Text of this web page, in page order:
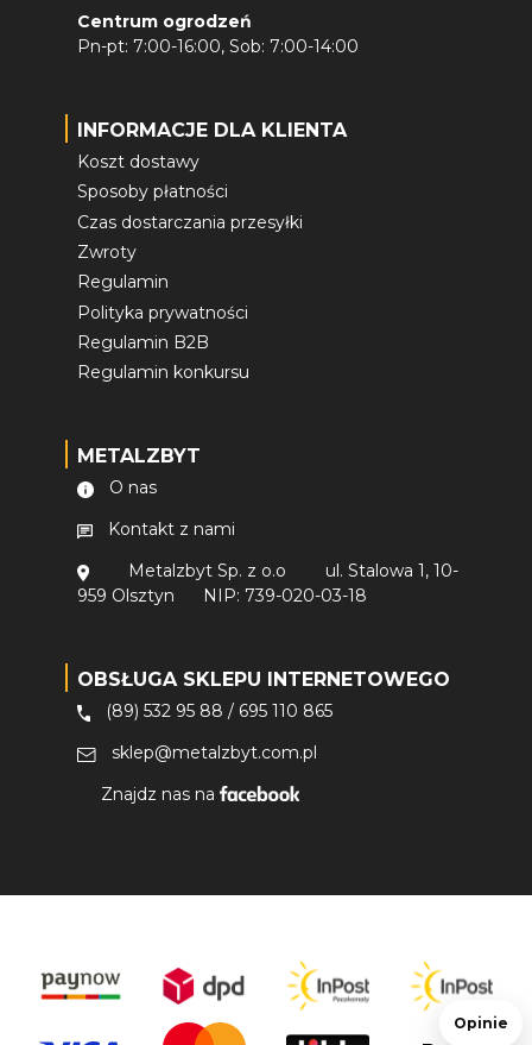
Centrum ogrodzeń
Pn-pt: 7:00-16:00, Sob: 7:00-14:00
INFORMACJE DLA KLIENTA
Koszt dostawy
Sposoby płatności
Czas dostarczania przesyłki
Zwroty
Regulamin
Polityka prywatności
Regulamin B2B
Regulamin konkursu
METALZBYT
O nas
Kontakt z nami
Metalzbyt Sp. z o.o
ul. Stalowa 1, 10-
959 Olsztyn
NIP: 739-020-03-18
OBSŁUGA SKLEPU INTERNETOWEGO
(89) 532 95 88 / 695 110 865
sklep@metalzbyt.com.pl
Znajdz nas na
Opinie